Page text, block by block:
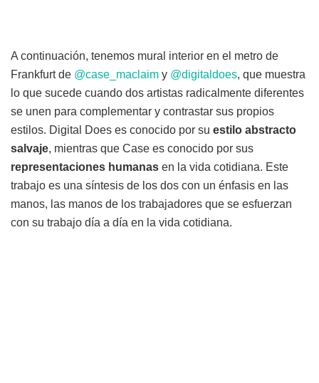
A continuación, tenemos mural interior en el metro de
Frankfurt de @case_maclaim y @digitaldoes, que muestra
lo que sucede cuando dos artistas radicalmente diferentes
se unen para complementar y contrastar sus propios
estilos. Digital Does es conocido por su estilo abstracto
salvaje, mientras que Case es conocido por sus
representaciones humanas en la vida cotidiana. Este
trabajo es una síntesis de los dos con un énfasis en las
manos, las manos de los trabajadores que se esfuerzan
con su trabajo día a día en la vida cotidiana.